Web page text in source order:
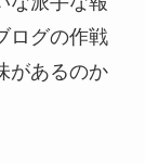
ログの作戦
があるのか